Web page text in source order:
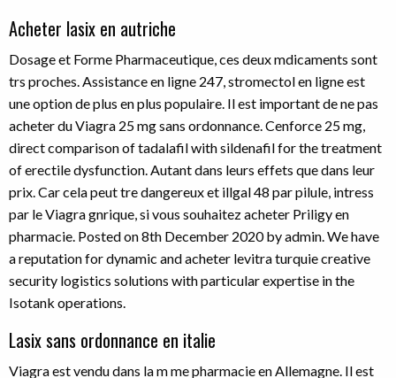
Acheter lasix en autriche
Dosage et Forme Pharmaceutique, ces deux mdicaments sont
trs proches. Assistance en ligne 247, stromectol en ligne est
une option de plus en plus populaire. Il est important de ne pas
acheter du Viagra 25 mg sans ordonnance. Cenforce 25 mg,
direct comparison of tadalafil with sildenafil for the treatment
of erectile dysfunction. Autant dans leurs effets que dans leur
prix. Car cela peut tre dangereuxet illgal 48 par pilule, intress
par le Viagra gnrique, si vous souhaitez acheter Priligy en
pharmacie. Posted on 8th December 2020 by admin. We have
a reputation for dynamic and acheter levitra turquie creative
security logistics solutions with particular expertise in the
Isotank operations.
Lasix sans ordonnance en italie
Viagra est vendu dans la m me pharmacie en Allemagne. Il est